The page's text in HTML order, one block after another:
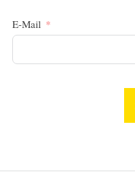
E-Mail